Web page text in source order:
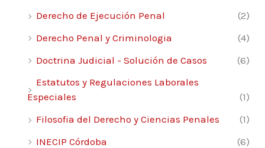
Derecho de Ejecución Penal
(2)
Derecho Penal y Criminologia
(4)
Doctrina Judicial - Solución de Casos
(6)
Estatutos y Regulaciones Laborales
Especiales
(1)
Filosofia del Derecho y Ciencias Penales
(1)
INECIP Córdoba
(6)